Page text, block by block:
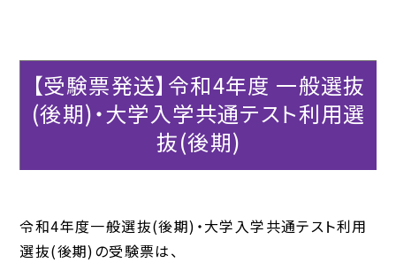
【受験票発送】令和4年度 一般選抜
(後期)・大学入学共通テスト利用選
抜(後期)
令和4年度一般選抜(後期)・大学入学共通テスト利用
選抜(後期)の受験票は、